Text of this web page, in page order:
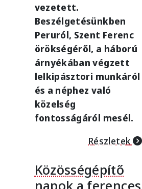
vezetett.
Beszélgetésünkben
Peruról, Szent Ferenc
örökségéről, a háború
árnyékában végzett
lelkipásztori munkáról
és a néphez való
közelség
fontosságáról mesél.
Részletek
Közösségépítő